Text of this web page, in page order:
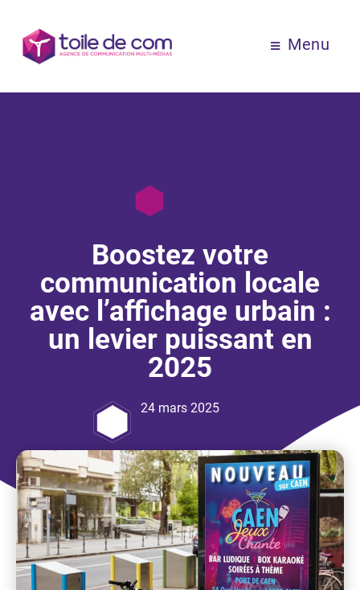
Menu
Boostez votre
communication locale
avec l’affichage urbain :
un levier puissant en
2025
24 mars 2025